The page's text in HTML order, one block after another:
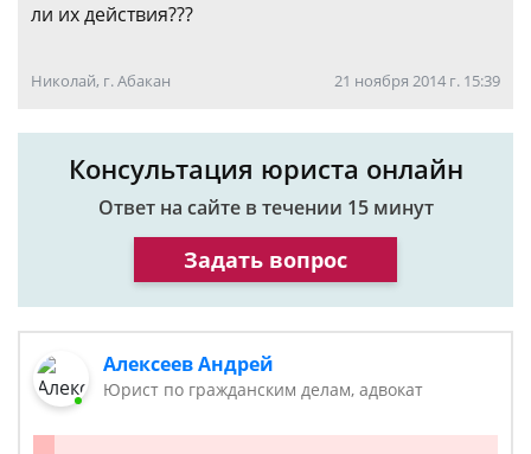
ли их действия???
Николай, г. Абакан 21 ноября 2014 г. 15:39
Консультация юриста онлайн
Ответ на сайте в течении 15 минут
Задать вопрос
Алексеев Андрей
Юрист по гражданским делам, адвокат